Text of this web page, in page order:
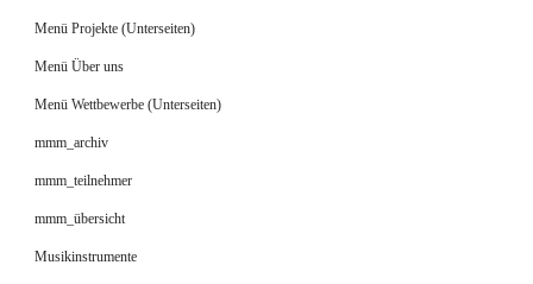
Menü Projekte (Unterseiten)
Menü Über uns
Menü Wettbewerbe (Unterseiten)
mmm_archiv
mmm_teilnehmer
mmm_übersicht
Musikinstrumente